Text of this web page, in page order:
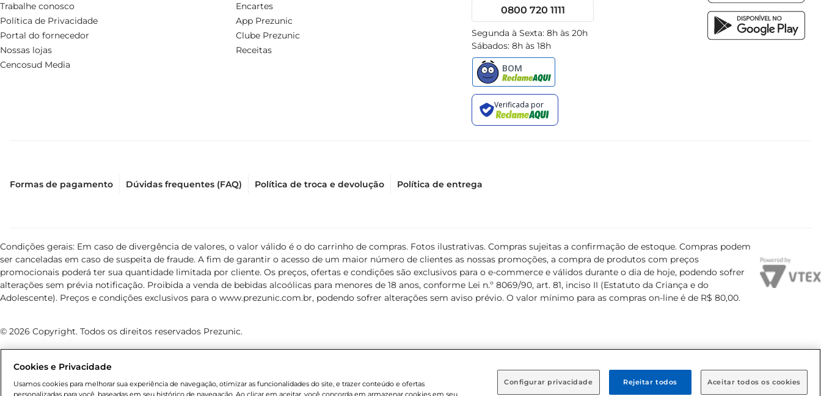
Trabalhe conosco
Política de Privacidade
Portal do fornecedor
Nossas lojas
Cencosud Media
Encartes
App Prezunic
Clube Prezunic
Receitas
0800 720 1111
Segunda à Sexta: 8h às 20h
Sábados: 8h às 18h
Formas de pagamento Dúvidas frequentes (FAQ) Política de troca e devolução Política de entrega
Condições gerais: Em caso de divergência de valores, o valor válido é o do carrinho de compras. Fotos ilustrativas. Compras sujeitas a confirmação de estoque. Compras podem
ser canceladas em caso de suspeita de fraude. A fim de garantir o acesso de um maior número de clientes as nossas promoções, a compra de produtos com preços
promocionais poderá ter sua quantidade limitada por cliente. Os preços, ofertas e condições são exclusivos para o e-commerce e válidos durante o dia de hoje, podendo sofrer
alterações sem prévia notificação. Proibida a venda de bebidas alcoólicas para menores de 18 anos, conforme Lei n.º 8069/90, art. 81, inciso II (Estatuto da Criança e do
Adolescente). Preços e condições exclusivos para o www.prezunic.com.br, podendo sofrer alterações sem aviso prévio. O valor mínimo para as compras on-line é de R$ 80,00.
© 2026 Copyright. Todos os direitos reservados Prezunic.
Cookies e Privacidade
Usamos cookies para melhorar sua experiência de navegação, otimizar as funcionalidades do site, e trazer conteúdo e ofertas
personalizadas para você, baseadas em seu histórico de navegação. Ao clicar em aceitar, você concorda em armazenar cookies em seu
Configurar privacidade Rejeitar todos Aceitar todos os cookies